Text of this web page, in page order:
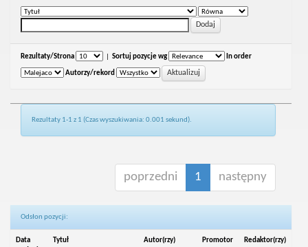
Rezultaty/Strona Sortuj pozycje wg In order
Autorzy/rekord
Rezultaty 1-1 z 1 (Czas wyszukiwania: 0.001 sekund).
poprzedni 1 następny
Odsłon pozycji:
Data Tytuł Autor(rzy) Promotor Redaktor(rzy)